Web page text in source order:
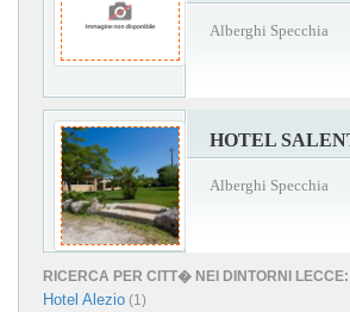
Alberghi Specchia
HOTEL
Alberghi Specchia
RICERCA PER CITT� NEI DINTORNI LECCE:
Hotel Alezio (1)